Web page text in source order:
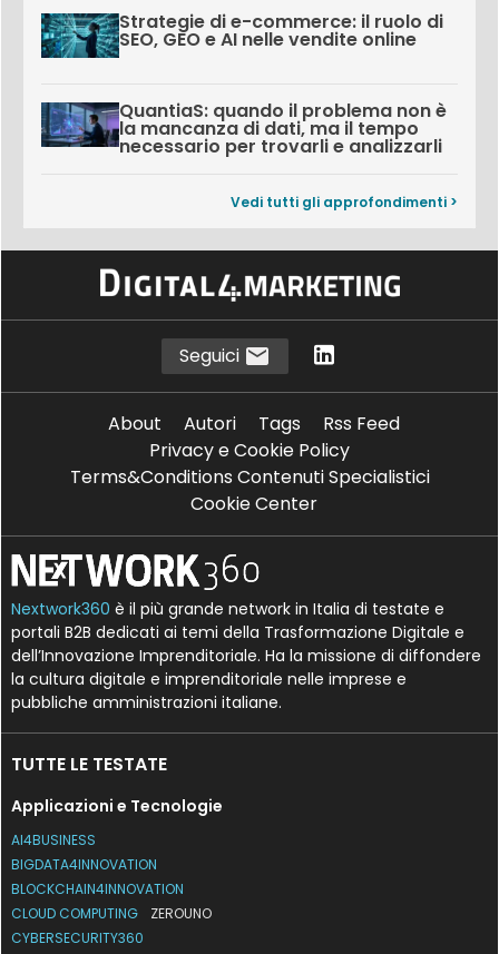
Strategie di e-commerce: il ruolo di
SEO, GEO e AI nelle vendite online
QuantiaS: quando il problema non è
la mancanza di dati, ma il tempo
necessario per trovarli e analizzarli
Vedi tutti gli approfondimenti >
Seguici
About Autori Tags
Rss Feed
Privacy e Cookie Policy
Terms&Conditions Contenuti Specialistici
Cookie Center
Nextwork360 è il più grande network in Italia di testate e
portali B2B dedicati ai temi della Trasformazione Digitale e
dell’Innovazione Imprenditoriale. Ha la missione di diffondere
la cultura digitale e imprenditoriale nelle imprese e
pubbliche amministrazioni italiane.
TUTTE LE TESTATE
Applicazioni e Tecnologie
AI4BUSINESS
BIGDATA4INNOVATION
BLOCKCHAIN4INNOVATION
CLOUD COMPUTING
ZEROUNO
CYBERSECURITY360